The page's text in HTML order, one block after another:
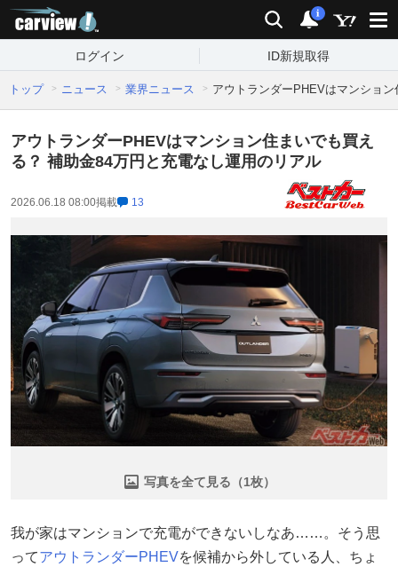
検索 通知
i
ログイン ID新規取得
トップ ニュース 業界ニュース アウトランダーPHEVはマンショ
アウトランダーPHEVはマンション住まいでも買え
る？ 補助金84万円と充電なし運用のリアル
2026.06.18 08:00掲載 13
写真を全て見る（1枚）
我が家はマンションで充電ができないしなあ……。そう思
ってアウトランダーPHEVを候補から外している人、ちょ